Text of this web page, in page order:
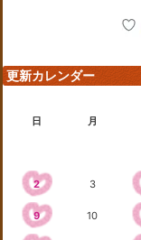
更新カレンダー
日 月
2 3
9 10